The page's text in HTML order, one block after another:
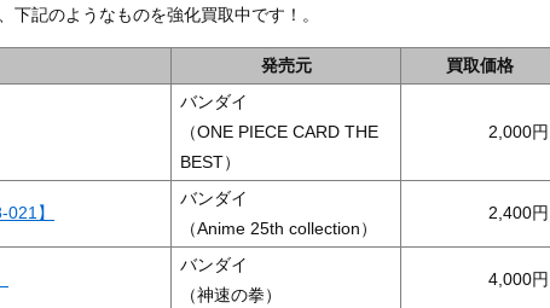
記のようなものを強化買取中です！。
発売元 買取価格
バンダイ
（ONE PIECE CARD THE
BEST）
2,000
】
バンダイ
（Anime 25th collection）
2,400
バンダイ
（神速の拳）
4,000